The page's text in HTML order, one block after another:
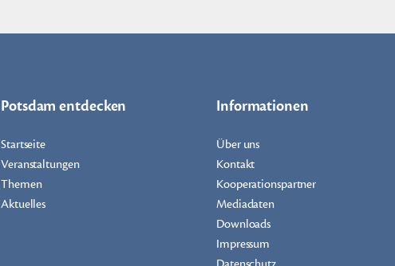
Potsdam entdecken
Startseite
Veranstaltungen
Themen
Aktuelles
Informationen
Über uns
Kontakt
Kooperationspartner
Mediadaten
Downloads
Impressum